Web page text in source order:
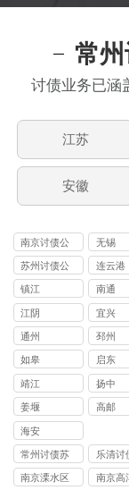
常
讨债业务已涵
江苏
安徽
南京讨债公
司
无锡
苏州讨债公
司
连云港
镇江 南通
江阴 宜兴
通州 邳州
如皋 启东
靖江 扬中
姜堰 高邮
海安
常州讨债苏
州公司
乐清讨
司
南京溧水区
南京高